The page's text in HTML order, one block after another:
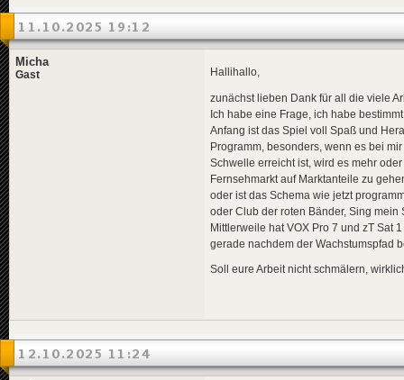
11.10.2025 19:12
Micha
Gast Hallihallo,
zunächst lieben Dank für all die viele
Ich habe eine Frage, ich habe
Anfang ist das Spiel voll Spaß und
Programm, besonders, wenn es bei
Schwelle erreicht ist, wird es mehr
Fernsehmarkt auf Marktanteile zu
oder ist das Schema wie jetzt
oder Club der roten Bänder, Sing
Mittlerweile hat VOX Pro 7 und zT Sat
gerade nachdem der Wachstumspfad
Soll eure Arbeit nicht schmälern,
12.10.2025 11:24